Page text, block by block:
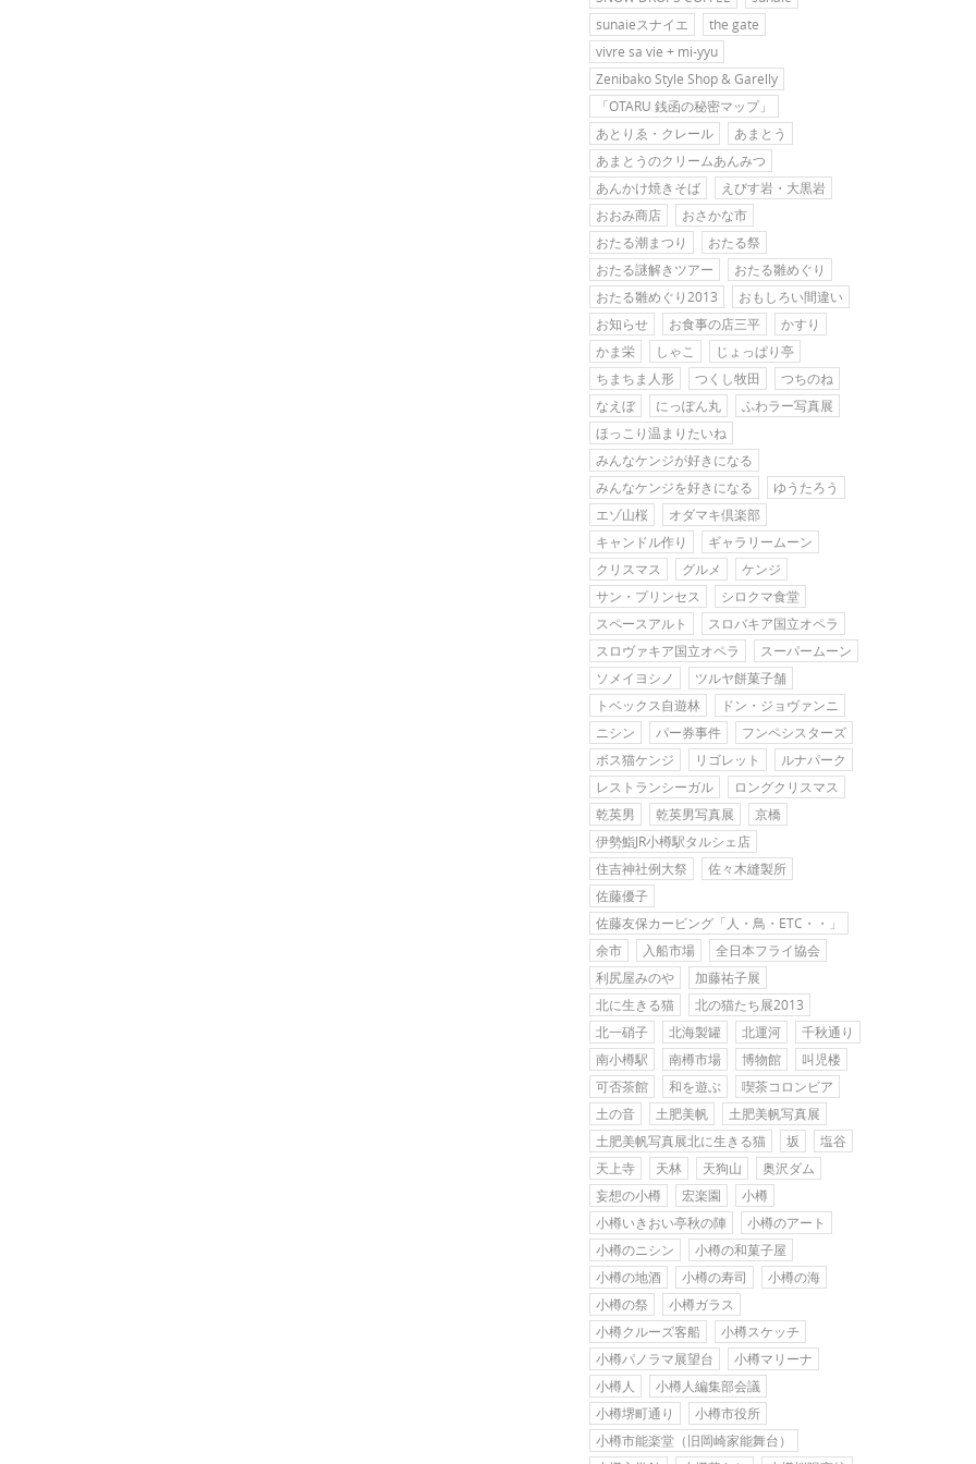
sunaieスナイエ
the gate
vivre sa vie + mi-yyu
Zenibako Style Shop & Garelly
「OTARU 銭函の秘密マップ」
あとりゑ・クレール
あまとう
あまとうのクリームあんみつ
あんかけ焼きそば
えびす岩・大黒岩
おおみ商店
おさかな市
おたる潮まつり
おたる祭
おたる謎解きツアー
おたる雛めぐり
おたる雛めぐり2013
おもしろい間違い
お知らせ
お食事の店三平
かすり
かま栄
しゃこ
じょっぱり亭
ちまちま人形
つくし牧田
つちのね
なえぼ
にっぽん丸
ふわラー写真展
ほっこり温まりたいね
みんなケンジが好きになる
みんなケンジを好きになる
ゆうたろう
エゾ山桜
オダマキ倶楽部
キャンドル作り
ギャラリームーン
クリスマス
グルメ
ケンジ
サン・プリンセス
シロクマ食堂
スペースアルト
スロバキア国立オペラ
スロヴァキア国立オペラ
スーパームーン
ソメイヨシノ
ツルヤ餅菓子舗
トベックス自遊林
ドン・ジョヴァンニ
ニシン
パー券事件
フンペシスターズ
ボス猫ケンジ
リゴレット
ルナパーク
レストランシーガル
ロングクリスマス
乾英男
乾英男写真展
京橋
伊勢鮨JR小樽駅タルシェ店
住吉神社例大祭
佐々木縫製所
佐藤優子
佐藤友保カービング「人・鳥・ETC・・」
余市
入船市場
全日本フライ協会
利尻屋みのや
加藤祐子展
北に生きる猫
北の猫たち展2013
北一硝子
北海製罐 北運河
千秋通り
南小樽駅
南樽市場 博物館
叫児楼
可否茶館
和を遊ぶ
喫茶コロンビア
土の音
土肥美帆
土肥美帆写真展
土肥美帆写真展北に生きる猫
坂
塩谷
天上寺
天林 天狗山
奥沢ダム
妄想の小樽
宏楽園
小樽
小樽いきおい亭秋の陣
小樽のアート
小樽のニシン
小樽の和菓子屋
小樽の地酒
小樽の寿司
小樽の海
小樽の祭
小樽ガラス
小樽クルーズ客船
小樽スケッチ
小樽パノラマ展望台
小樽マリーナ
小樽人
小樽人編集部会議
小樽堺町通り
小樽市役所
小樽市能楽堂（旧岡崎家能舞台）